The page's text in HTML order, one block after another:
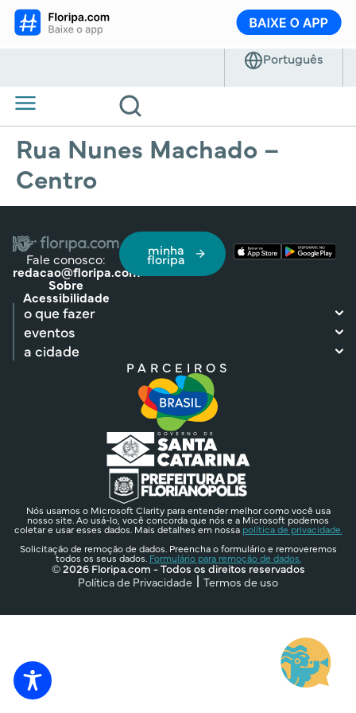
Rua Nunes Machado –
Centro
Fale conosco:
redacao@floripa.com
Sobre
Acessibilidade
minha
floripa
o que fazer
eventos
a cidade
PARCEIROS
Nós usamos o Microsoft Clarity para entender melhor como você usa
nosso site. Ao usá-lo, você concorda que nós e a Microsoft podemos
coletar e usar esses dados. Mais detalhes em nossa política de privacidade.
Solicitação de remoção de dados. Preencha o formulário e removeremos
todos os seus dados. Formulário para remoção de dados.
© 2026 Floripa.com - Todos os direitos reservados
Política de Privacidade
Termos de uso